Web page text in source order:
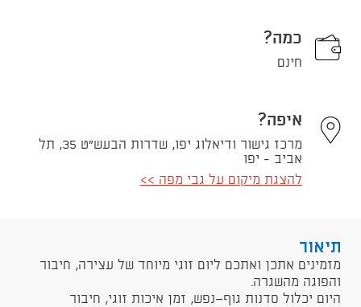
כמה?
חינם
איפה?
מרכז גישור ודיאלוג יפו, שדרות הבעש"ט 35, תל
אביב - יפו
להצגת מיקום על גבי מפה >>
תיאור
​מזמינים אתכן ואתכם ליום זוגי מיוחד של עצירה, חיבור
והפוגה מהשגרה.
היום יכלול סדנות גוף־נפש, זמן איכות זוגי, חיבור